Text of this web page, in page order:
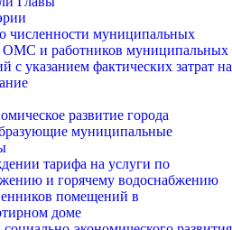
численности муниципальных
и работников муниципальных
с указанием фактических затрат на
развитие города
муниципальные
тарифа на услуги по
и горячему водоснабжению
помещений в
доме